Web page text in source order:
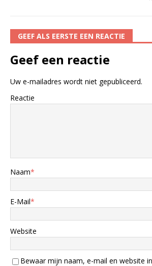
GEEF ALS EERSTE EEN REACTIE
Geef een reactie
Uw e-mailadres wordt niet gepubliceerd.
Reactie
Naam*
E-Mail*
Website
Bewaar mijn naam, e-mail en website